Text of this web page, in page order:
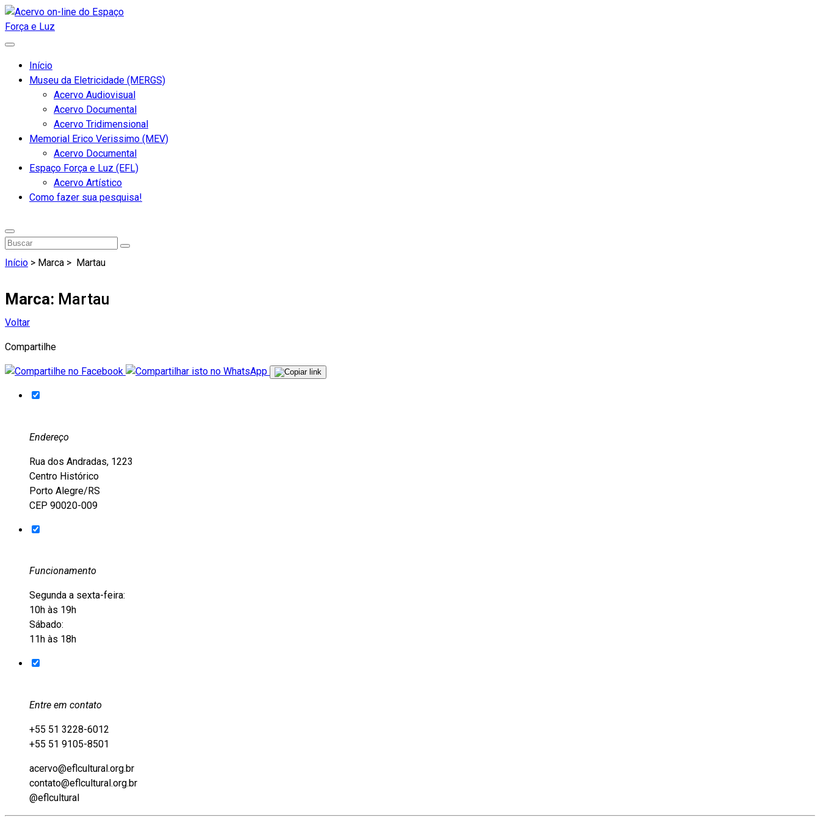
Início
Museu da Eletricidade (MERGS)
Acervo Audiovisual
Acervo Documental
Acervo Tridimensional
Memorial Erico Verissimo (MEV)
Acervo Documental
Espaço Força e Luz (EFL)
Acervo Artístico
Como fazer sua pesquisa!
Início > Marca > Martau
Marca: Martau
Voltar
Compartilhe
Endereço
Rua dos Andradas, 1223
Centro Histórico
Porto Alegre/RS
CEP 90020-009
Funcionamento
Segunda a sexta-feira:
10h às 19h
Sábado:
11h às 18h
Entre em contato
+55 51 3228-6012
+55 51 9105-8501
acervo@eflcultural.org.br
contato@eflcultural.org.br
@eflcultural